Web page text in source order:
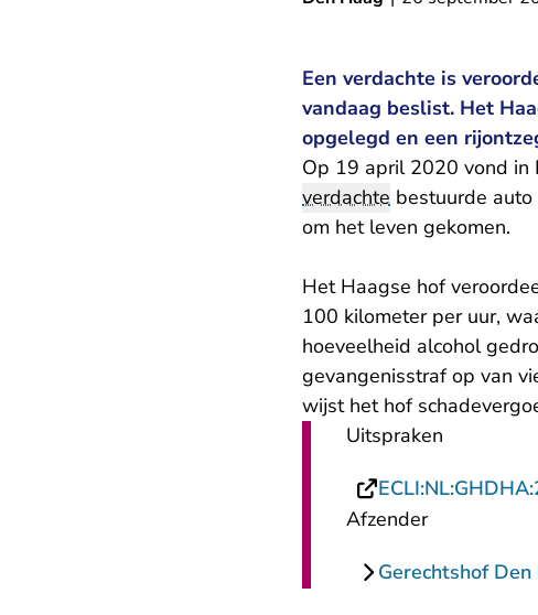
Een verdachte is
vandaag beslist. Het
opgelegd en een
Op 19 april 2020 vond in
verdachte bestuurde
om het leven gekomen.
Het Haagse hof
100 kilometer per uur,
hoeveelheid alcohol
gevangenisstraf op van
wijst het hof
Uitspraken
Afzender
Gerechtshof Den